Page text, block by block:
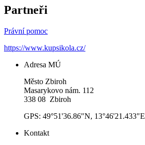
Partneři
Právní pomoc
https://www.kupsikola.cz/
Adresa MÚ
Město Zbiroh
Masarykovo nám. 112
338 08 Zbiroh
GPS: 49°51'36.86"N, 13°46'21.433"E
Kontakt